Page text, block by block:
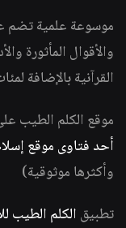
موسوعة علمية تضم
والأقوال المأثورة
القرآنية بالإضافة
موقع الكلم الطيب
أحد فتاوى موقع
وأكثرها موثوقية)
تطبيق الكلم الطيب